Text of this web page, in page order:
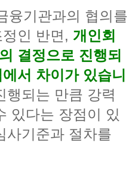
융기관과의 협의를
인 반면, 개인회
결정으로 진행되
서 차이가 있습니
행되는 만큼 강력
있다는 장점이 있
사기준과 절차를